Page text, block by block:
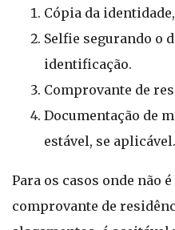
Cópia da
Selfie segurando o
identificação.
Comprovante de
Documentação de
estável, se aplicável.
Para os casos onde não
comprovante de